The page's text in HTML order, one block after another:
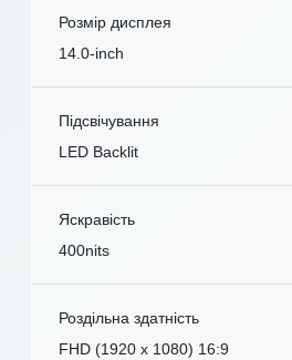
Розмір дисплея
14.0-inch
Підсвічування
LED Backlit
Яскравість
400nits
Роздільна здатність
FHD (1920 x 1080) 16:9